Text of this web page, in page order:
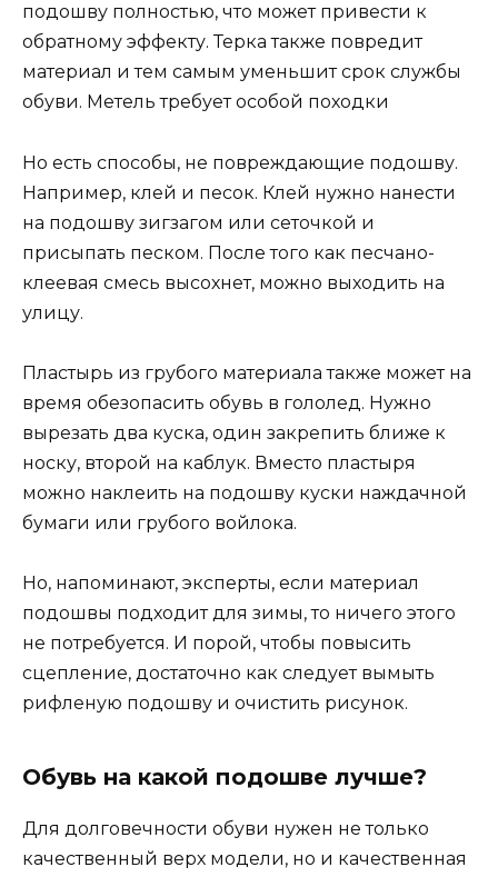
подошву полностью, что может привести к
обратному эффекту. Терка также повредит
материал и тем самым уменьшит срок службы
обуви. Метель требует особой походки
Но есть способы, не повреждающие подошву.
Например, клей и песок. Клей нужно нанести
на подошву зигзагом или сеточкой и
присыпать песком. После того как песчано-
клеевая смесь высохнет, можно выходить на
улицу.
Пластырь из грубого материала также может на
время обезопасить обувь в гололед. Нужно
вырезать два куска, один закрепить ближе к
носку, второй на каблук. Вместо пластыря
можно наклеить на подошву куски наждачной
бумаги или грубого войлока.
Но, напоминают, эксперты, если материал
подошвы подходит для зимы, то ничего этого
не потребуется. И порой, чтобы повысить
сцепление, достаточно как следует вымыть
рифленую подошву и очистить рисунок.
Обувь на какой подошве лучше?
Для долговечности обуви нужен не только
качественный верх модели, но и качественная